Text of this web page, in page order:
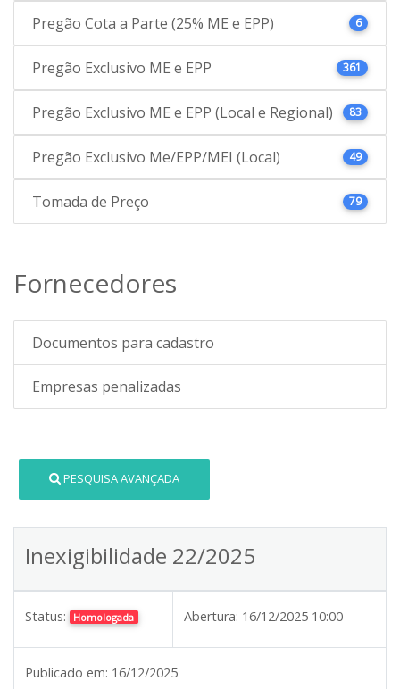
Pregão Cota a Parte (25% ME e EPP) 6
Pregão Exclusivo ME e EPP 361
Pregão Exclusivo ME e EPP (Local e Regional) 83
Pregão Exclusivo Me/EPP/MEI (Local) 49
Tomada de Preço 79
Fornecedores
Documentos para cadastro
Empresas penalizadas
PESQUISA AVANÇADA
Inexigibilidade 22/2025
Status: Homologada Abertura: 16/12/2025 10:00
Publicado em: 16/12/2025